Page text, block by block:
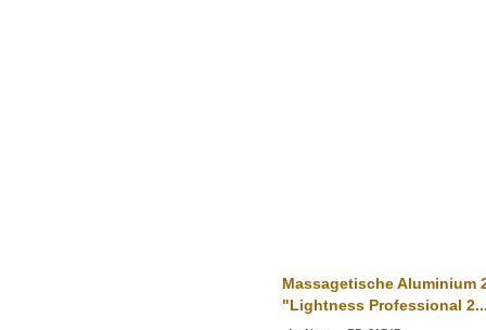
Massagetische Aluminium
"Lightness Professional